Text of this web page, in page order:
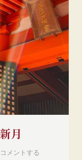
月
コメントする